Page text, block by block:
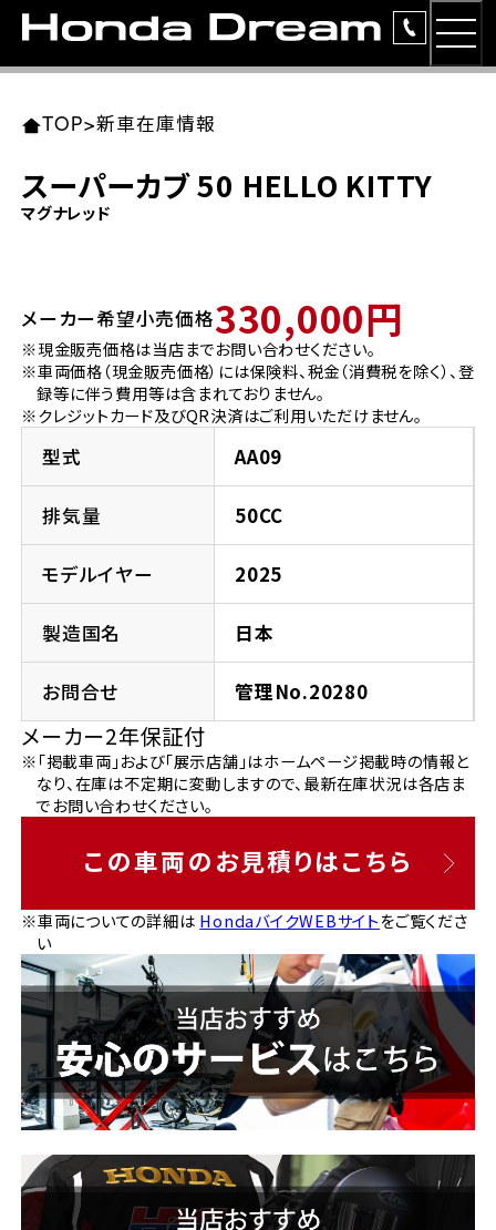
ラインアップ
レンタルバイク
洋用品
イベント
法人向けサービス
お問い合わせ
TOP>新車在庫情報
スーパーカブ 50 HELLO KITTY
マグナレッド
メーカー希望小売価格330,000円
※現金販売価格は当店までお問い合わせください。
※車両価格（現金販売価格）には保険料、税金（消費税を除く）、登
録等に伴う費用等は含まれておりません。
※クレジットカード及びQR決済はご利用いただけません。
型式 AA09
排気量 50CC
モデルイヤー 2025
製造国名 日本
お問合せ 管理No.20280
メーカー2年保証付
※「掲載車両」および「展示店舗」はホームページ掲載時の情報と
なり、在庫は不定期に変動しますので、最新在庫状況は各店ま
でお問い合わせください。
この車両のお見積りはこちら
※車両についての詳細は HondaバイクWEBサイトをご覧くださ
い
東北エリア 店舗一覧
岩手県
宮城県
ホンダドリーム 仙台泉
ホンダドリーム 宮城岩沼
福島県
ホンダドリーム 郡山
関東エリア 店舗一覧
東京都
ホンダドリーム 西東京
ホンダドリーム 練馬
ホンダドリーム 板橋
ホンダドリーム 葛飾
ホンダドリーム 大田
ホンダドリーム 立川
神奈川県
ホンダドリーム 磯子
ホンダドリーム 川崎宮前
ホンダドリーム 横浜緑
千葉県
ホンダドリーム 船橋
ホンダドリーム 松戸
中部エリア 店舗一覧
愛知県
ホンダドリーム 名古屋南
ホンダドリーム 小牧
ホンダドリーム 名古屋東
ホンダドリーム 一宮
ホンダドリーム 豊橋
ホンダドリーム 名古屋上小田井
岐阜県
ホンダドリーム 岐阜
近畿エリア 店舗一覧
大阪府
ホンダドリーム 箕面
ホンダドリーム 藤井寺
ホンダドリーム 東淀川
ホンダドリーム 豊中
京都府
ホンダドリーム 京都伏見
ホンダドリーム 京都北山
兵庫県
ホンダドリーム 神戸灘
ホンダドリーム 尼崎
ホンダドリーム 姫路
ホンダドリーム 西宮甲子園
奈良県
中国・四国エリア 店舗一覧
岡山県
広島県
ホンダドリーム 広島
ホンダドリーム 福山
徳島県
ホンダドリーム 徳島
香川県
ホンダドリーム 高松
九州エリア 店舗一覧
福岡県
ホンダドリーム 福岡東
ホンダドリーム 久留米
ホンダドリーム 福岡春日
ホンダドリーム 福岡西
熊本県
ホンダドリーム 熊本